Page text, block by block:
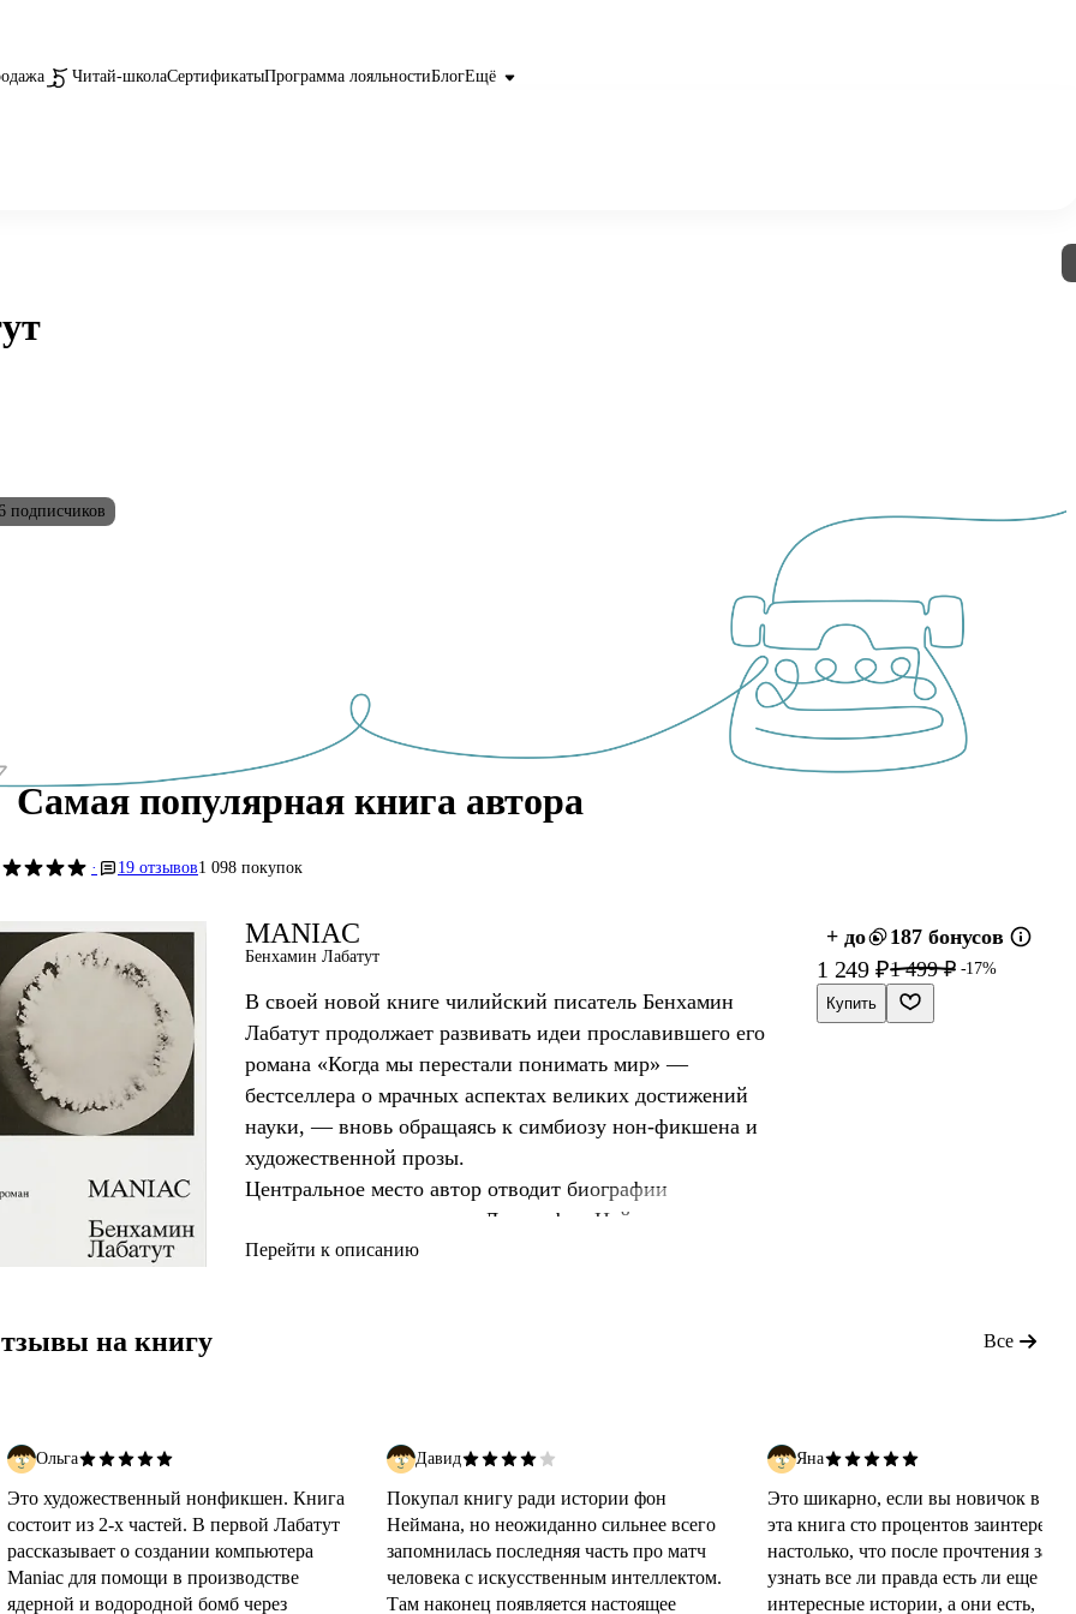
Читай-школаСертификатыПрограмма лояльностиБлогЕщё
подписчиков
Самая популярная книга автора
· 19 отзывов1 098 покупок
MANIAC
Бенхамин Лабатут
+ до 187 бонусов
1 249 ₽1 499 ₽ -17%
Купить
В своей новой книге чилийский писатель Бенхамин
Лабатут продолжает развивать идеи прославившего его
романа «Когда мы перестали понимать мир» —
бестселлера о мрачных аспектах великих достижений
науки, — вновь обращаясь к симбиозу нон-фикшена и
художественной прозы.
Центральное место автор отводит биографии
математика-вундеркинда Джона фон Неймана,
участника Манхэттенского проекта и создателя
посвящены судьбоносному турниру по игре го между Ли
Седолем и программой AlphaGo. Череда противореч
Перейти к описанию
на книгу Все
Ольга
Это художественный нонфикшен. Книга
состоит из 2-х частей. В первой Лабатут
рассказывает о создании компьютера
Maniac для помощи в производстве
ядерной и водородной бомб через
Давид
Покупал книгу ради истории фон
Неймана, но неожиданно сильнее всего
запомнилась последняя часть про матч
человека с искусственным интеллектом.
Там наконец появляется настоящее
Яна
Это шикарно, если вы новичок в
эта книга сто процентов
настолько, что после прочтения
узнать все ли правда есть ли еще
интересные истории, а они есть,